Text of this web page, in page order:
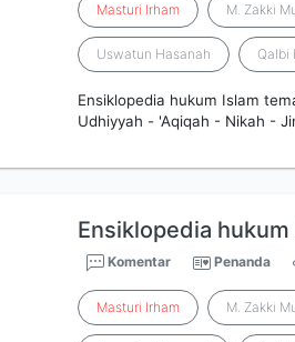
Masturi Irham M. Zakki
Uswatun Hasanah Qalbi
Ensiklopedia hukum Islam
Udhiyyah - 'Aqiqah - Nikah -
Ensiklopedia
Komentar Penanda
Masturi Irham M. Zakki